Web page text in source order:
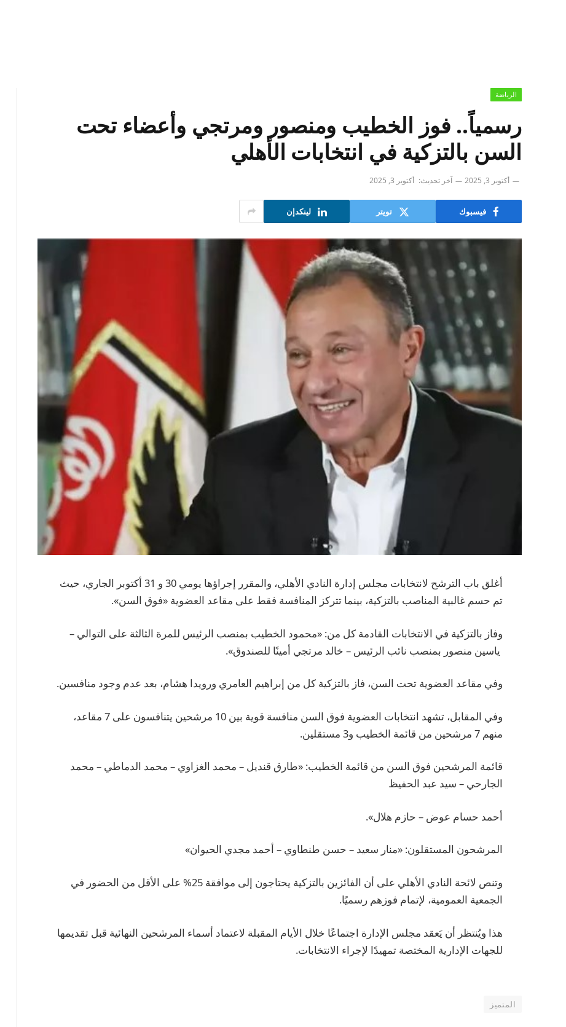
الرياضة
رسمياً.. فوز الخطيب ومنصور ومرتجي وأعضاء تحت
السن بالتزكية في انتخابات الأهلي
أكتوبر 3, 2025 آخر تحديث: أكتوبر 3, 2025
فيسبوك تويتر لينكدإن
أغلق باب الترشح لانتخابات مجلس إدارة النادي الأهلي، والمقرر إجراؤها يومي 30 و 31 أكتوبر الجاري، حيث
تم حسم غالبية المناصب بالتزكية، بينما تتركز المنافسة فقط على مقاعد العضوية «فوق السن».
وفاز بالتزكية في الانتخابات القادمة كل من: «محمود الخطيب بمنصب الرئيس للمرة الثالثة على التوالي –
ياسين منصور بمنصب نائب الرئيس – خالد مرتجي أمينًا للصندوق».
وفي مقاعد العضوية تحت السن، فاز بالتزكية كل من إبراهيم العامري ورويدا هشام، بعد عدم وجود منافسين.
وفي المقابل، تشهد انتخابات العضوية فوق السن منافسة قوية بين 10 مرشحين يتنافسون على 7 مقاعد،
منهم 7 مرشحين من قائمة الخطيب و3 مستقلين.
قائمة المرشحين فوق السن من قائمة الخطيب: «طارق قنديل – محمد الغزاوي – محمد الدماطي – محمد
الجارحي – سيد عبد الحفيظ
أحمد حسام عوض – حازم هلال».
المرشحون المستقلون: «منار سعيد – حسن طنطاوي – أحمد مجدي الحيوان»
وتنص لائحة النادي الأهلي على أن الفائزين بالتزكية يحتاجون إلى موافقة 25% على الأقل من الحضور في
الجمعية العمومية، لإتمام فوزهم رسميًا.
هذا ويُنتظر أن يَعقد مجلس الإدارة اجتماعًا خلال الأيام المقبلة لاعتماد أسماء المرشحين النهائية قبل تقديمها
للجهات الإدارية المختصة تمهيدًا لإجراء الانتخابات.
المتميز